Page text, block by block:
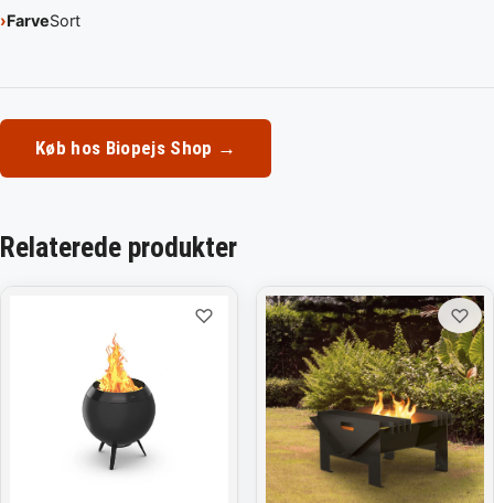
FarveSort
Køb hos Biopejs Shop →
Relaterede produkter
♡ ♡